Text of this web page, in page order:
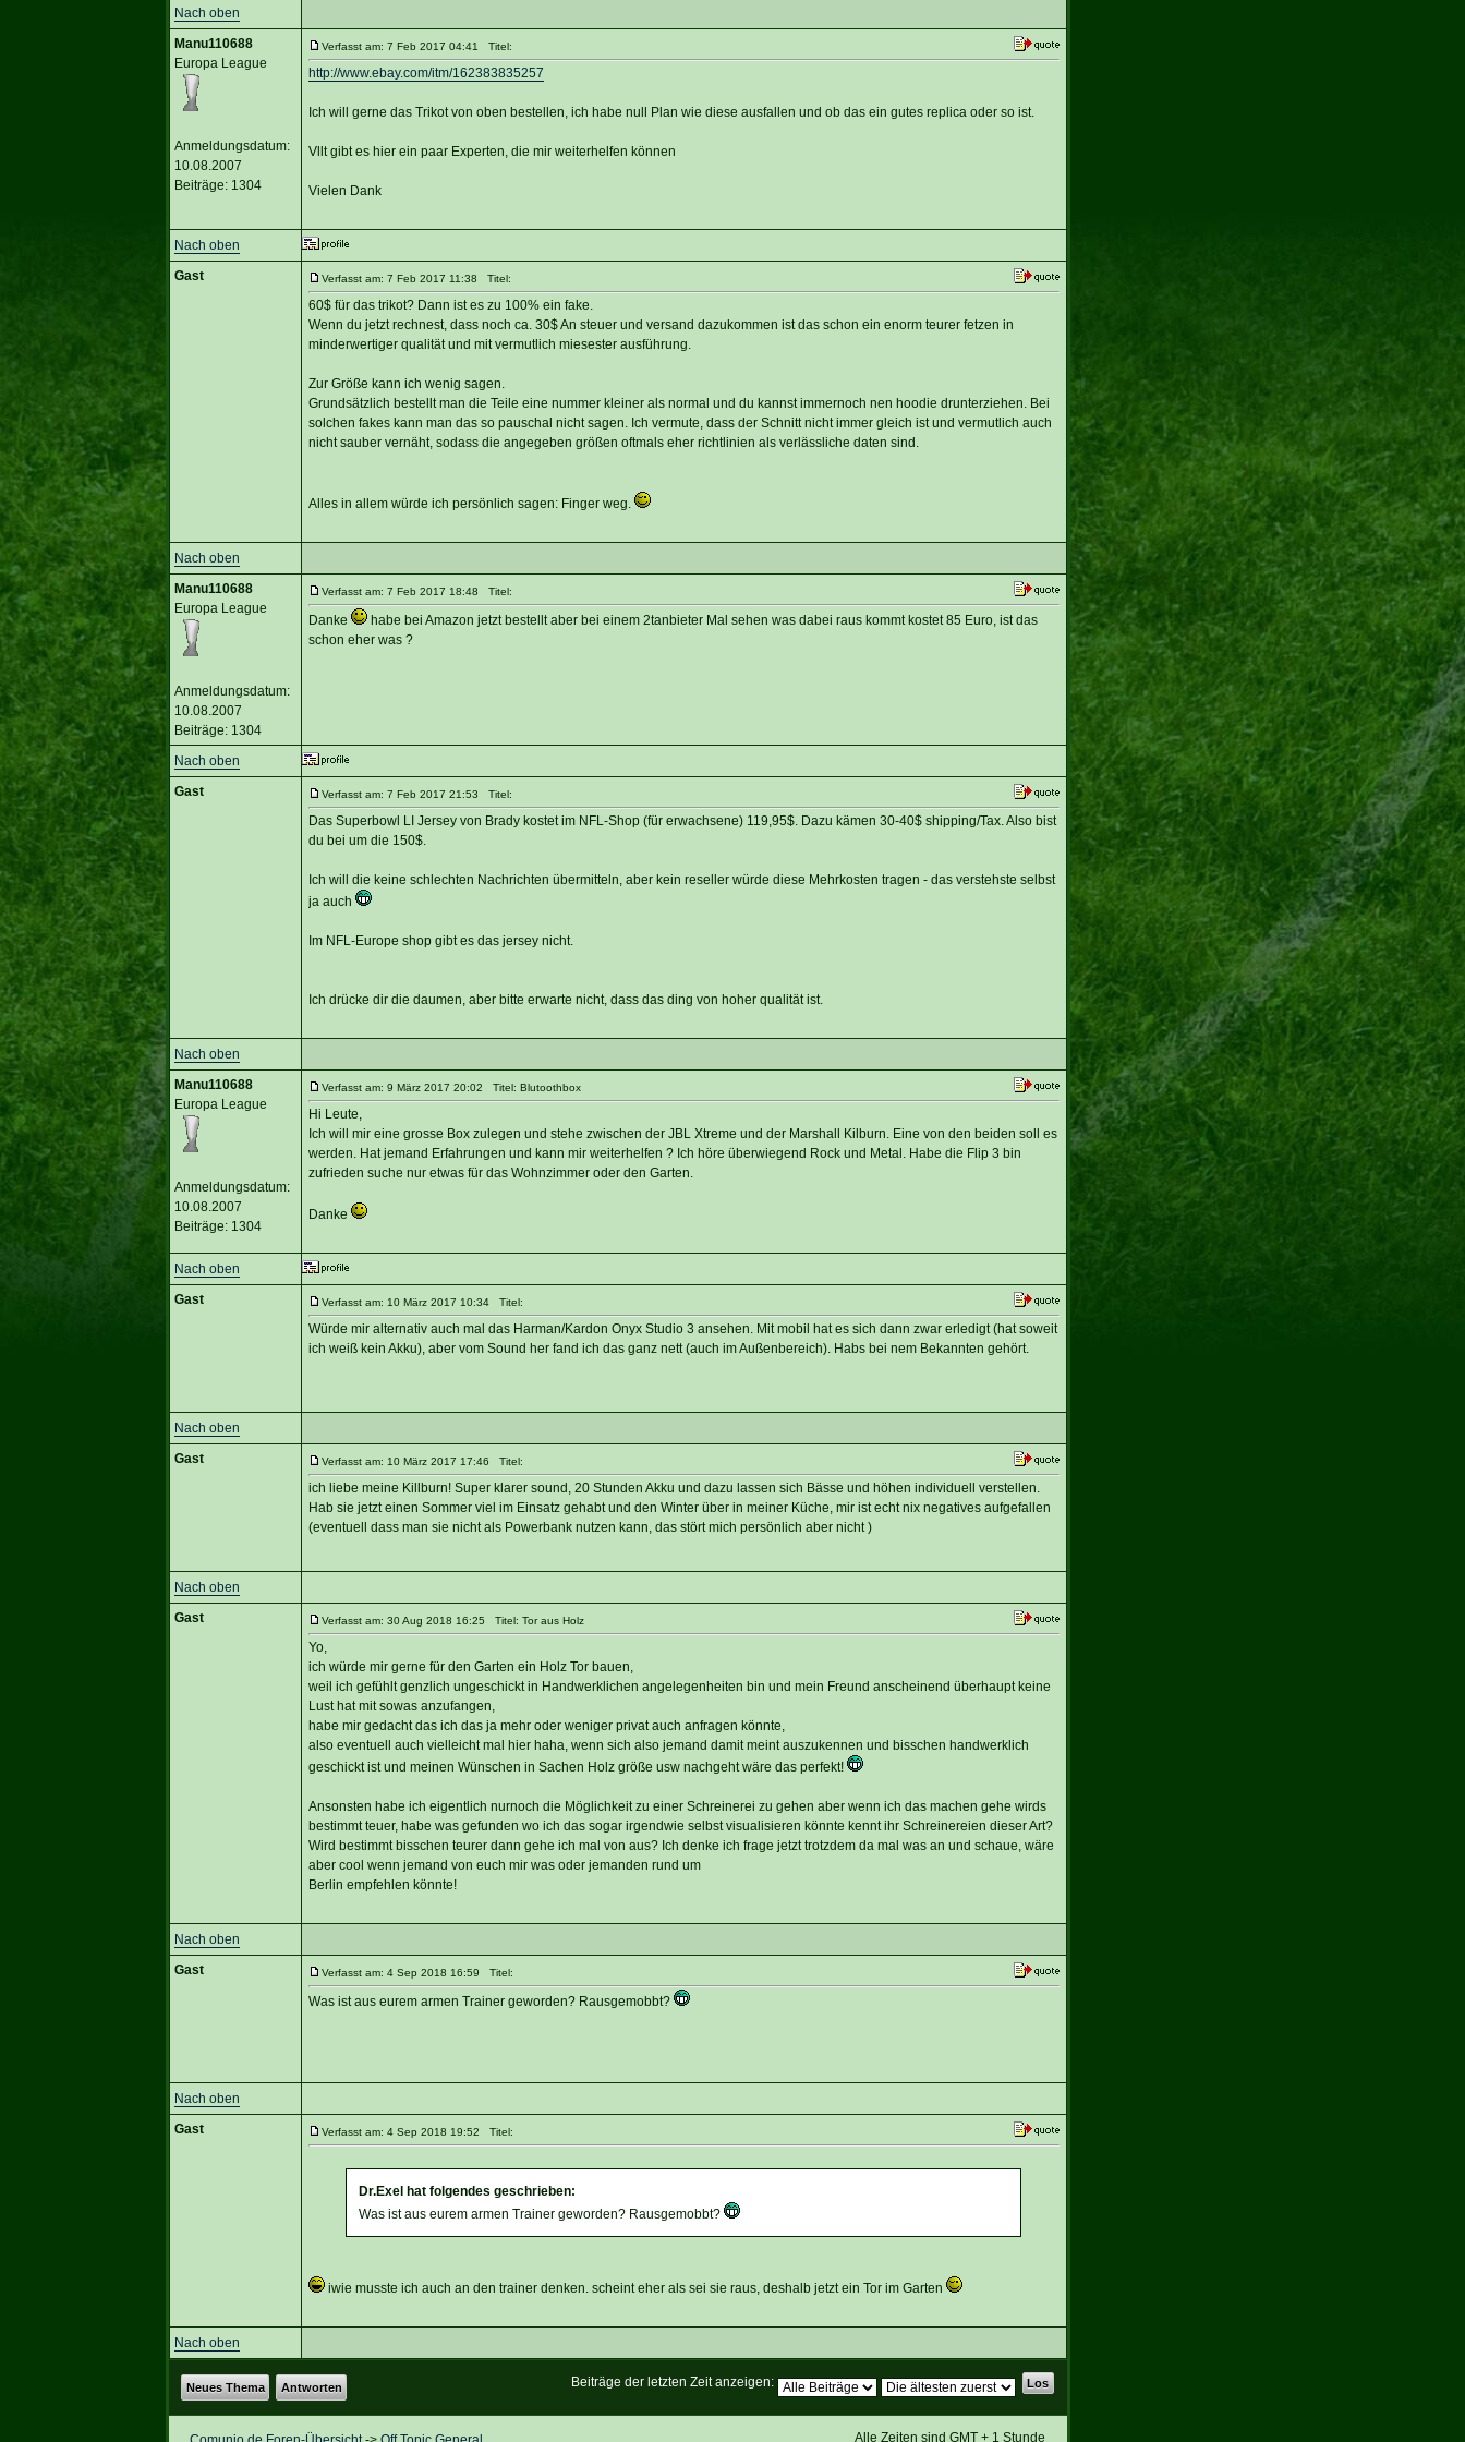
Nach oben
Manu110688
Europa League
Anmeldungsdatum:
10.08.2007
Beiträge: 1304
Verfasst am: 7 Feb 2017 04:41 Titel:
http://www.ebay.com/itm/162383835257
Ich will gerne das Trikot von oben bestellen, ich habe null Plan wie diese ausfallen und ob das ein gutes replica oder so ist.
Vllt gibt es hier ein paar Experten, die mir weiterhelfen können
Vielen Dank
Nach oben
Gast
Verfasst am: 7 Feb 2017 11:38 Titel:
60$ für das trikot? Dann ist es zu 100% ein fake.
Wenn du jetzt rechnest, dass noch ca. 30$ An steuer und versand dazukommen ist das schon ein enorm teurer fetzen in
minderwertiger qualität und mit vermutlich miesester ausführung.
Zur Größe kann ich wenig sagen.
Grundsätzlich bestellt man die Teile eine nummer kleiner als normal und du kannst immernoch nen hoodie drunterziehen. Bei
solchen fakes kann man das so pauschal nicht sagen. Ich vermute, dass der Schnitt nicht immer gleich ist und vermutlich auch
nicht sauber vernäht, sodass die angegeben größen oftmals eher richtlinien als verlässliche daten sind.
Alles in allem würde ich persönlich sagen: Finger weg.
Nach oben
Manu110688
Europa League
Anmeldungsdatum:
10.08.2007
Beiträge: 1304
Verfasst am: 7 Feb 2017 18:48 Titel:
Danke
habe bei Amazon jetzt bestellt aber bei einem 2tanbieter Mal sehen was dabei raus kommt kostet 85 Euro, ist das
schon eher was ?
Nach oben
Gast
Verfasst am: 7 Feb 2017 21:53 Titel:
Das Superbowl LI Jersey von Brady kostet im NFL-Shop (für erwachsene) 119,95$. Dazu kämen 30-40$ shipping/Tax. Also bist
du bei um die 150$.
Ich will die keine schlechten Nachrichten übermitteln, aber kein reseller würde diese Mehrkosten tragen - das verstehste selbst
ja auch
Im NFL-Europe shop gibt es das jersey nicht.
Ich drücke dir die daumen, aber bitte erwarte nicht, dass das ding von hoher qualität ist.
Nach oben
Manu110688
Europa League
Anmeldungsdatum:
10.08.2007
Beiträge: 1304
Verfasst am: 9 März 2017 20:02 Titel: Blutoothbox
Hi Leute,
Ich will mir eine grosse Box zulegen und stehe zwischen der JBL Xtreme und der Marshall Kilburn. Eine von den beiden soll es
werden. Hat jemand Erfahrungen und kann mir weiterhelfen ? Ich höre überwiegend Rock und Metal. Habe die Flip 3 bin
zufrieden suche nur etwas für das Wohnzimmer oder den Garten.
Danke
Nach oben
Gast
Verfasst am: 10 März 2017 10:34 Titel:
Würde mir alternativ auch mal das Harman/Kardon Onyx Studio 3 ansehen. Mit mobil hat es sich dann zwar erledigt (hat soweit
ich weiß kein Akku), aber vom Sound her fand ich das ganz nett (auch im Außenbereich). Habs bei nem Bekannten gehört.
Nach oben
Gast
Verfasst am: 10 März 2017 17:46 Titel:
ich liebe meine Killburn! Super klarer sound, 20 Stunden Akku und dazu lassen sich Bässe und höhen individuell verstellen.
Hab sie jetzt einen Sommer viel im Einsatz gehabt und den Winter über in meiner Küche, mir ist echt nix negatives aufgefallen
(eventuell dass man sie nicht als Powerbank nutzen kann, das stört mich persönlich aber nicht )
Nach oben
Gast
Verfasst am: 30 Aug 2018 16:25 Titel: Tor aus Holz
Yo,
ich würde mir gerne für den Garten ein Holz Tor bauen,
weil ich gefühlt genzlich ungeschickt in Handwerklichen angelegenheiten bin und mein Freund anscheinend überhaupt keine
Lust hat mit sowas anzufangen,
habe mir gedacht das ich das ja mehr oder weniger privat auch anfragen könnte,
also eventuell auch vielleicht mal hier haha, wenn sich also jemand damit meint auszukennen und bisschen handwerklich
geschickt ist und meinen Wünschen in Sachen Holz größe usw nachgeht wäre das perfekt!
Ansonsten habe ich eigentlich nurnoch die Möglichkeit zu einer Schreinerei zu gehen aber wenn ich das machen gehe wirds
bestimmt teuer, habe was gefunden wo ich das sogar irgendwie selbst visualisieren könnte kennt ihr Schreinereien dieser Art?
Wird bestimmt bisschen teurer dann gehe ich mal von aus? Ich denke ich frage jetzt trotzdem da mal was an und schaue, wäre
aber cool wenn jemand von euch mir was oder jemanden rund um
Berlin empfehlen könnte!
Nach oben
Gast
Verfasst am: 4 Sep 2018 16:59 Titel:
Was ist aus eurem armen Trainer geworden? Rausgemobbt?
Nach oben
Gast
Verfasst am: 4 Sep 2018 19:52 Titel:
Dr.Exel hat folgendes geschrieben:
Was ist aus eurem armen Trainer geworden? Rausgemobbt?
iwie musste ich auch an den trainer denken. scheint eher als sei sie raus, deshalb jetzt ein Tor im Garten
Nach oben
Beiträge der letzten Zeit anzeigen:
Neues Thema Antworten
Alle Zeiten sind GMT + 1 Stunde